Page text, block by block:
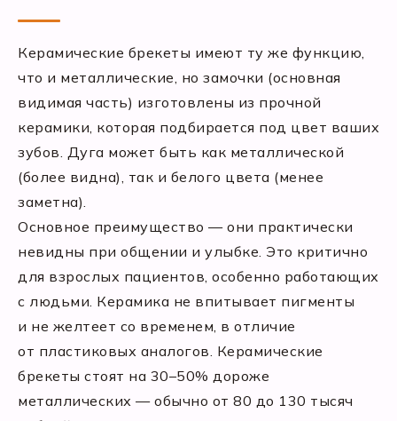
Керамические брекеты имеют ту же функцию,
что и металлические, но замочки (основная
видимая часть) изготовлены из прочной
керамики, которая подбирается под цвет ваших
зубов. Дуга может быть как металлической
(более видна), так и белого цвета (менее
заметна).
Основное преимущество — они практически
невидны при общении и улыбке. Это критично
для взрослых пациентов, особенно работающих
с людьми. Керамика не впитывает пигменты
и не желтеет со временем, в отличие
от пластиковых аналогов. Керамические
брекеты стоят на 30–50% дороже
металлических — обычно от 80 до 130 тысяч